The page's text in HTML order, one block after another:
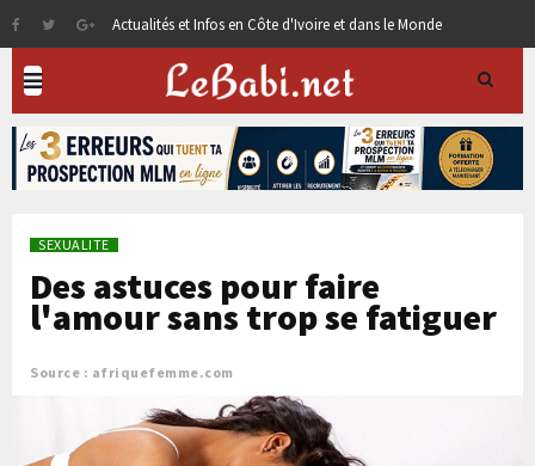
Actualités et Infos en Côte d'Ivoire et dans le Monde
SEXUALITE
Des astuces pour faire
l'amour sans trop se fatiguer
Source : afriquefemme.com